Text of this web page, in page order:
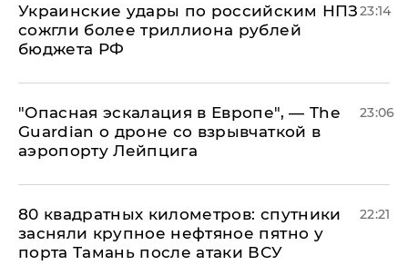
Украинские удары по российским НПЗ
сожгли более триллиона рублей
бюджета РФ
23:14
"Опасная эскалация в Европе", — The
Guardian о дроне со взрывчаткой в
аэропорту Лейпцига
23:06
80 квадратных километров: спутники
засняли крупное нефтяное пятно у
порта Тамань после атаки ВСУ
22:21